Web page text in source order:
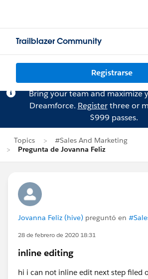
Trailblazer Community
Registrarse
Bring your team and maximize
Dreamforce. Registerthree or
$999 passes.
Topics
#Sales And Marketing
Pregunta de Jovanna Feliz
Jovanna Feliz (hive) preguntó en
28 de febrero de 2020 18:31
inline editing
hi i can not inline edit next step filed